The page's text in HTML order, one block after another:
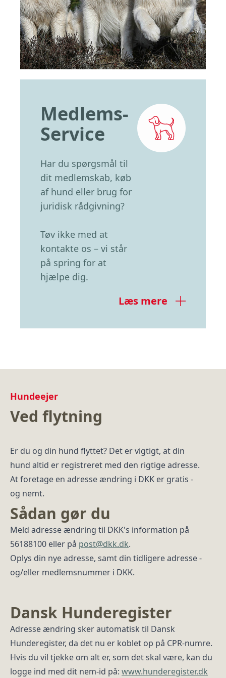
Medlems-
Service
Har du spørgsmål til
dit medlemskab, køb
af hund eller brug for
juridisk rådgivning?
Tøv ikke med at
kontakte os – vi står
på spring for at
hjælpe dig.
Læs mere
Hundeejer
Ved flytning
Er du og din hund flyttet? Det er vigtigt, at din
hund altid er registreret med den rigtige adresse.
At foretage en adresse ændring i DKK er gratis -
og nemt.
Sådan gør du
Meld adresse ændring til DKK's information på
56188100 eller på post@dkk.dk.
Oplys din nye adresse, samt din tidligere adresse -
og/eller medlemsnummer i DKK.
Dansk Hunderegister
Adresse ændring sker automatisk til Dansk
Hunderegister, da det nu er koblet op på CPR-numre.
Hvis du vil tjekke om alt er, som det skal være, kan du
logge ind med dit nem-id på: www.hunderegister.dk